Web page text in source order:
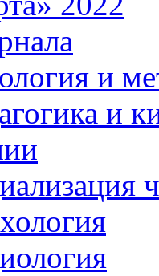
и
и